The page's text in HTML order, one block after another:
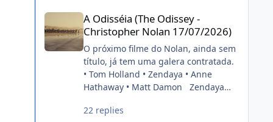
2022. FONTE: OMELETE
A Odisséia (The Odissey -
Christopher Nolan 17/07/2026)
O próximo filme do Nolan, ainda sem
título, já tem uma galera contratada.
• Tom Holland • Zendaya • Anne
Hathaway • Matt Damon Zendaya
in Christopher Nolan’s next film. Also
22 replies